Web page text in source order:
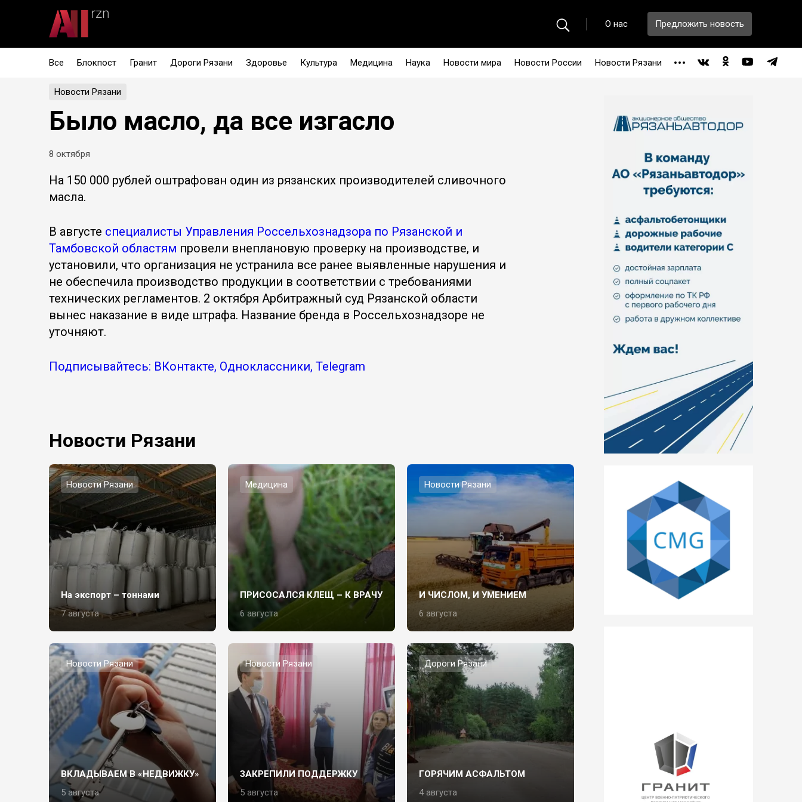
О нас Предложить новость
Все Блокпост Гранит Дороги Рязани Здоровье Культура Медицина Наука Новости мира Новости России Новости Рязани
Новости Рязани
Было масло, да все изгасло
8 октября
На 150 000 рублей оштрафован один из рязанских производителей сливочного
масла.
В августе специалисты Управления Россельхознадзора по Рязанской и
Тамбовской областям провели внеплановую проверку на производстве, и
установили, что организация не устранила все ранее выявленные нарушения и
не обеспечила производство продукции в соответствии с требованиями
технических регламентов. 2 октября Арбитражный суд Рязанской области
вынес наказание в виде штрафа. Название бренда в Россельхознадзоре не
уточняют.
Подписывайтесь: ВКонтакте, Одноклассники, Telegram
Новости Рязани
Новости Рязани
На экспорт – тоннами
7 августа
Медицина
ПРИСОСАЛСЯ КЛЕЩ – К ВРАЧУ
6 августа
Новости Рязани
И ЧИСЛОМ, И УМЕНИЕМ
6 августа
Новости Рязани
ВКЛАДЫВАЕМ В «НЕДВИЖКУ»
5 августа
Новости Рязани
ЗАКРЕПИЛИ ПОДДЕРЖКУ
5 августа
Дороги Рязани
ГОРЯЧИМ АСФАЛЬТОМ
4 августа